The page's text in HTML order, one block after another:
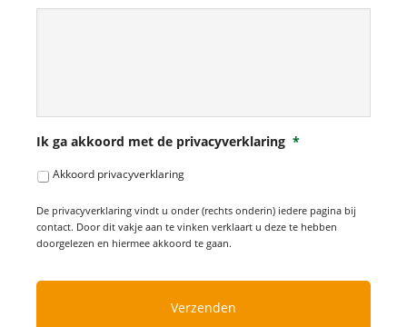
Ik ga akkoord met de privacyverklaring *
Akkoord privacyverklaring
De privacyverklaring vindt u onder (rechts onderin) iedere pagina bij
contact. Door dit vakje aan te vinken verklaart u deze te hebben
doorgelezen en hiermee akkoord te gaan.